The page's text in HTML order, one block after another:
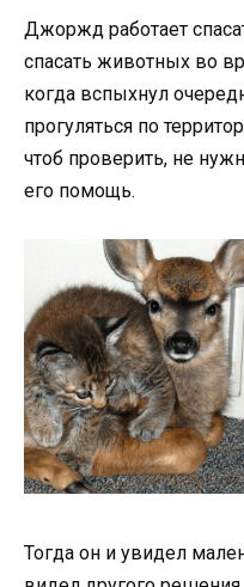
Джоржд работает
спасать животных во
когда вспыхнул
прогуляться по
чтоб проверить, не
его помощь.
Тогда он и увидел